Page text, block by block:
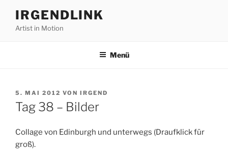
Inhalt
springen
IRGENDLINK
Artist in Motion
Menü
VERÖFFENTLICHT
AM
5. MAI 2012 VON IRGEND
Tag 38 – Bilder
Collage von Edinburgh und unterwegs (Draufklick für
groß).